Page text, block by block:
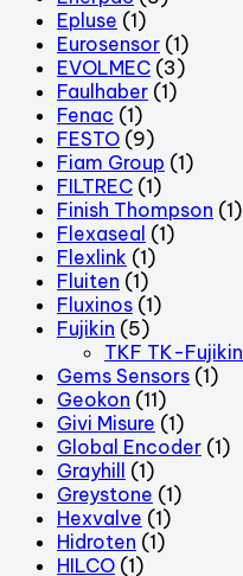
Epluse (1)
Eurosensor (1)
EVOLMEC (3)
Faulhaber (1)
Fenac (1)
FESTO (9)
Fiam Group (1)
FILTREC (1)
Finish Thompson (1)
Flexaseal (1)
Flexlink (1)
Fluiten (1)
Fluxinos (1)
Fujikin (5)
TKF TK-Fujikin
Gems Sensors (1)
Geokon (11)
Givi Misure (1)
Global Encoder (1)
Grayhill (1)
Greystone (1)
Hexvalve (1)
Hidroten (1)
HILCO (1)